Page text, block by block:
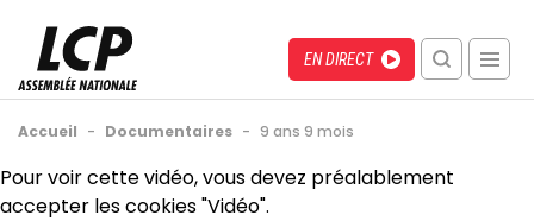
contenu
principal
Menu
recherche
mobile
Direct
EN DIRECT
Fil
Accueil - Documentaires - 9 ans 9 mois
Back
to
Pour voir cette vidéo, vous devez préalablement
accepter les cookies "Vidéo".